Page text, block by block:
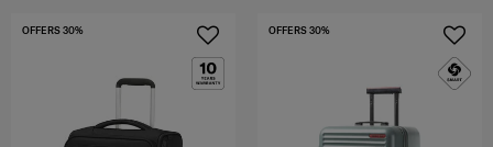
OFFERS 30% OFFERS 30%